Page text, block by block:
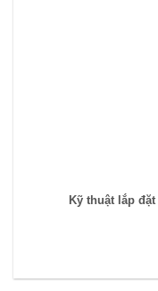
Kỹ thuật lắp